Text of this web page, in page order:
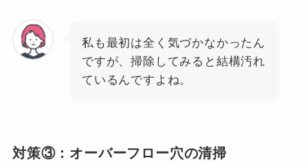
私も最初は全く気づかなかったん
ですが、掃除してみると結構汚れ
ているんですよね。
対策③： オーバーフロー穴の清掃